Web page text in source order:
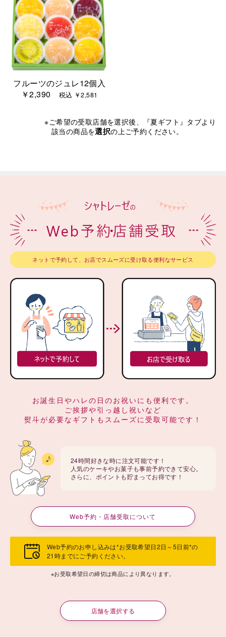
フルーツのジュレ12個入
￥2,390
税込 ￥2,581
※ご希望の受取店舗を選択後、『夏ギフト』タブより
該当の商品を選択の上ご予約ください。
ネットで予約して、お店でスムーズに受け取る便利なサービス
お誕生日やハレの日のお祝いにも便利です。
ご挨拶や引っ越し祝いなど
熨斗が必要なギフトもスムーズに受取可能です！
24時間好きな時に注文可能です！
人気のケーキやお菓子も事前予約できて安心。
さらに、ポイントも貯まってお得です！
Web予約・店舗受取について
Web予約のお申し込みは*お受取希望日2日～5日前*の
21時までにご予約ください。
※お受取希望日の締切は商品により異なります。
店舗を選択する